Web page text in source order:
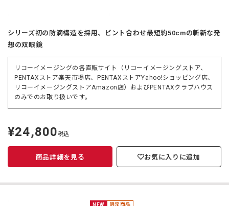
シリーズ初の防滴構造を採用、ピント合わせ最短約50cmの斬新な発
想の双眼鏡
リコーイメージングの各直販サイト（リコーイメージングストア、
PENTAXストア楽天市場店、PENTAXストアYahoo!ショッピング店、
リコーイメージングストアAmazon店）およびPENTAXクラブハウス
のみでのお取り扱いです。
定
価
¥24,800税込
商品詳細を見る お気に入りに追加
NEW 限定商品